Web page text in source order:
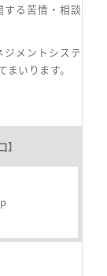
る苦情・相談
メントシステ
いります。